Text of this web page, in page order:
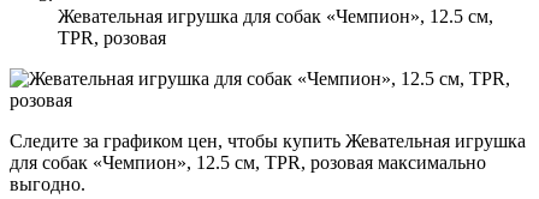
Жевательная игрушка для собак «Чемпион», 12.5 см,
TPR, розовая
Следите за графиком цен, чтобы купить Жевательная игрушка
для собак «Чемпион», 12.5 см, TPR, розовая максимально
выгодно.